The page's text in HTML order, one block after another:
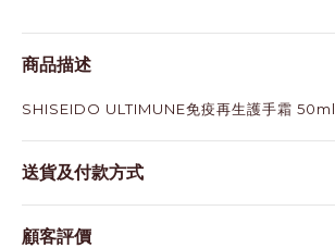
商品描述
SHISEIDO ULTIMUNE免疫再生護手霜 50ml
送貨及付款方式
顧客評價